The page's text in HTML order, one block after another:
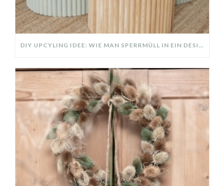
DIY UPCYLING IDEE: WIE MAN SPERRMÜLL IN EIN DESIGNER TEIL VERWANDELT